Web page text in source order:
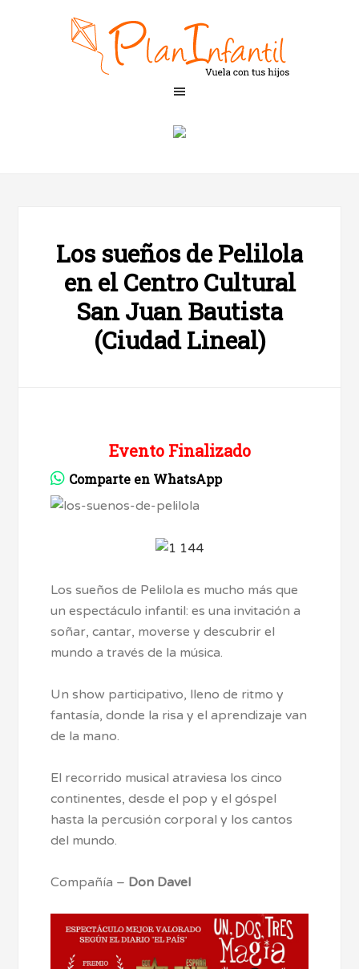
Los sueños de Pelilola
en el Centro Cultural
San Juan Bautista
(Ciudad Lineal)
Evento Finalizado
Comparte en WhatsApp
Los sueños de Pelilola es mucho más que
un espectáculo infantil: es una invitación a
soñar, cantar, moverse y descubrir el
mundo a través de la música.
Un show participativo, lleno de ritmo y
fantasía, donde la risa y el aprendizaje van
de la mano.
El recorrido musical atraviesa los cinco
continentes, desde el pop y el góspel
hasta la percusión corporal y los cantos
del mundo.
Compañía – Don Davel